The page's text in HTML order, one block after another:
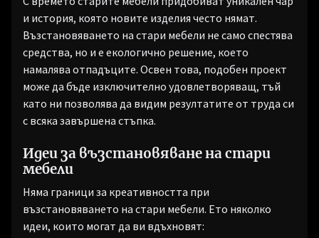
и история, която новите изделия често нямат.
Възстановяването на стари мебели не само спестява
средства, но и е екологично решение, което
намалява отпадъците. Освен това, подобен проект
може да бъде изключително удовлетворяващ, тъй
като ни позволява да видим резултатите от труда си
с всяка завършена стъпка.
Идеи за възстановяване на стари
мебели
Няма граници за креативността при
възстановяването на стари мебели. Ето няколко
идеи, които могат да ви вдъхновят: